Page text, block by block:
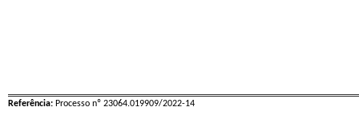
Referência: Processo nº 23064.019909/2022-14